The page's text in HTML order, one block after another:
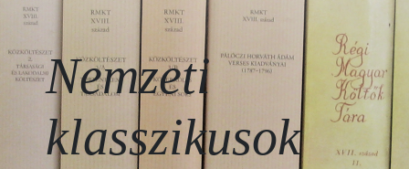
Nemzeti
klasszikusok